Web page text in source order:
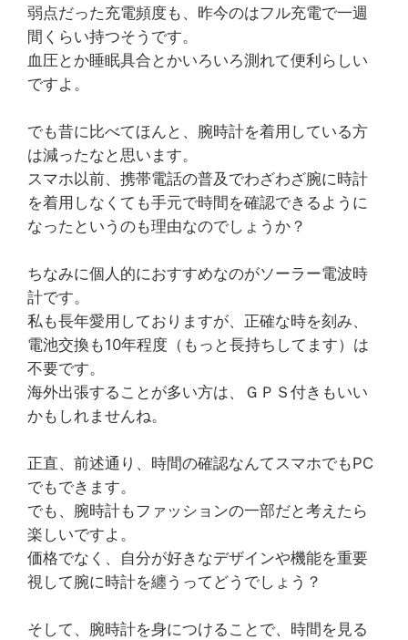
弱点だった充電頻度も、昨今のはフル充電で一週
間くらい持つそうです。
血圧とか睡眠具合とかいろいろ測れて便利らしい
ですよ。
でも昔に比べてほんと、腕時計を着用している方
は減ったなと思います。
スマホ以前、携帯電話の普及でわざわざ腕に時計
を着用しなくても手元で時間を確認できるように
なったというのも理由なのでしょうか？
ちなみに個人的におすすめなのがソーラー電波時
計です。
私も長年愛用しておりますが、正確な時を刻み、
電池交換も10年程度（もっと長持ちしてます）は
不要です。
海外出張することが多い方は、ＧＰＳ付きもいい
かもしれませんね。
正直、前述通り、時間の確認なんてスマホでもPC
でもできます。
でも、腕時計もファッションの一部だと考えたら
楽しいですよ。
価格でなく、自分が好きなデザインや機能を重要
視して腕に時計を纏うってどうでしょう？
そして、腕時計を身につけることで、時間を見る